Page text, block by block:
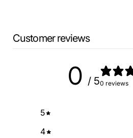
Customer reviews
0 / 50 reviews
5
4